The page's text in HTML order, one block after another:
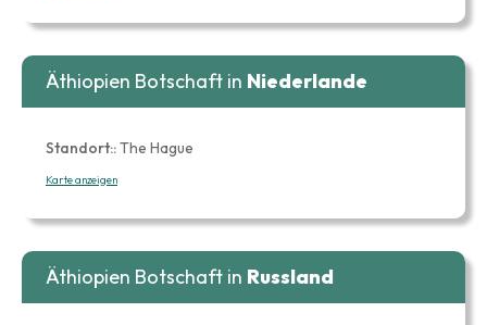
Äthiopien Botschaft in Niederlande
Standort::The Hague
Karte anzeigen
Äthiopien Botschaft in Russland